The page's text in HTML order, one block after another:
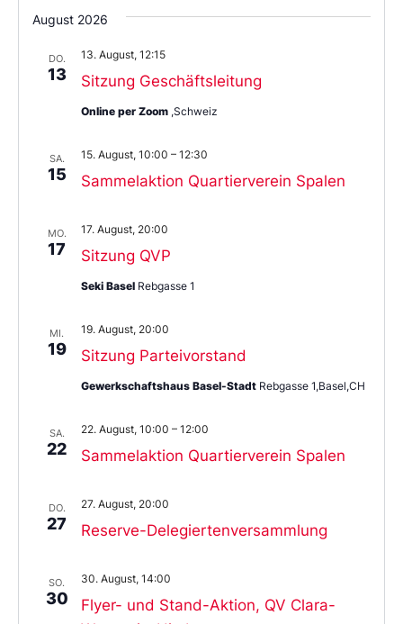
Sie
das
aus.
August 2026
DO.
13 Sitzung Geschäftsleitung
13. August, 12:15
Online per Zoom ,Schweiz
SA.
15 Sammelaktion Quartierverein Spalen
15. August, 10:00 – 12:30
MO.
17 Sitzung QVP
17. August, 20:00
Seki Basel Rebgasse 1
MI.
19 Sitzung Parteivorstand
19. August, 20:00
Gewerkschaftshaus Basel-Stadt Rebgasse 1,Basel,CH
SA.
22 Sammelaktion Quartierverein Spalen
22. August, 10:00 – 12:00
DO.
27 Reserve-Delegiertenversammlung
27. August, 20:00
SO.
30
Flyer- und Stand-Aktion, QV Clara-
30. August, 14:00